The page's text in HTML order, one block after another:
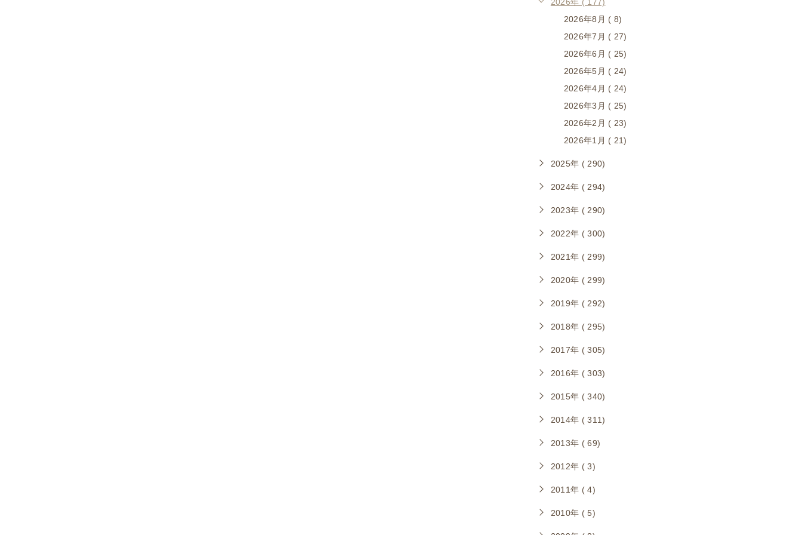
2026年8月 ( 8)
2026年7月 ( 27)
2026年6月 ( 25)
2026年5月 ( 24)
2026年4月 ( 24)
2026年3月 ( 25)
2026年2月 ( 23)
2026年1月 ( 21)
2025年 ( 290)
2024年 ( 294)
2023年 ( 290)
2022年 ( 300)
2021年 ( 299)
2020年 ( 299)
2019年 ( 292)
2018年 ( 295)
2017年 ( 305)
2016年 ( 303)
2015年 ( 340)
2014年 ( 311)
2013年 ( 69)
2012年 ( 3)
2011年 ( 4)
2010年 ( 5)